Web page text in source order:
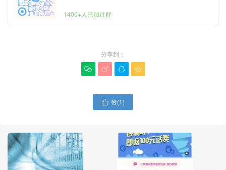
1400+人已加过群
分享到：
   
 赞(1)